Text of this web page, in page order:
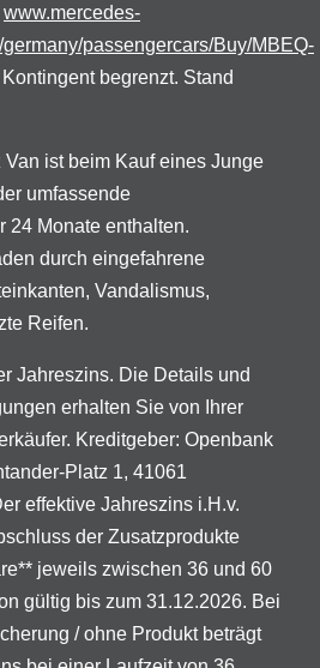
www.mercedes-
passengercars/Buy/MBEQ-
Kontingent begrenzt. Stand
ist beim Kauf eines Junge
umfassende
24 Monate enthalten.
durch eingefahrene
Vandalismus,
Reifen.
Jahreszins. Die Details und
erhalten Sie von Ihrer
Kreditgeber: Openbank
Platz 1, 41061
effektive Jahreszins i.H.v.
der Zusatzprodukte
jeweils zwischen 36 und 60
gültig bis zum 31.12.2026. Bei
/ ohne Produkt beträgt